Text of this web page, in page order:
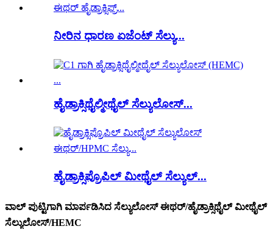
ನೀರಿನ ಧಾರಣ ಏಜೆಂಟ್ ಸೆಲ್ಯು...
ಹೈಡ್ರಾಕ್ಸಿಥೈಲ್ಮೀಥೈಲ್ ಸೆಲ್ಯುಲೋಸ್...
ಹೈಡ್ರಾಕ್ಸಿಪ್ರೊಪಿಲ್ ಮೀಥೈಲ್ ಸೆಲ್ಯುಲ್...
ವಾಲ್ ಪುಟ್ಟಿಗಾಗಿ ಮಾರ್ಪಡಿಸಿದ ಸೆಲ್ಯುಲೋಸ್ ಈಥರ್/ಹೈಡ್ರಾಕ್ಸಿಥೈಲ್ ಮೀಥೈಲ್
ಸೆಲ್ಯುಲೋಸ್/HEMC